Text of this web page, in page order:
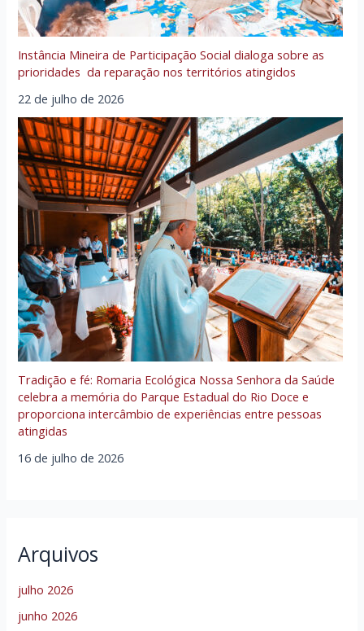
Instância Mineira de Participação Social dialoga sobre as
prioridades da reparação nos territórios atingidos
22 de julho de 2026
Tradição e fé: Romaria Ecológica Nossa Senhora da Saúde
celebra a memória do Parque Estadual do Rio Doce e
proporciona intercâmbio de experiências entre pessoas
atingidas
16 de julho de 2026
Arquivos
julho 2026
junho 2026